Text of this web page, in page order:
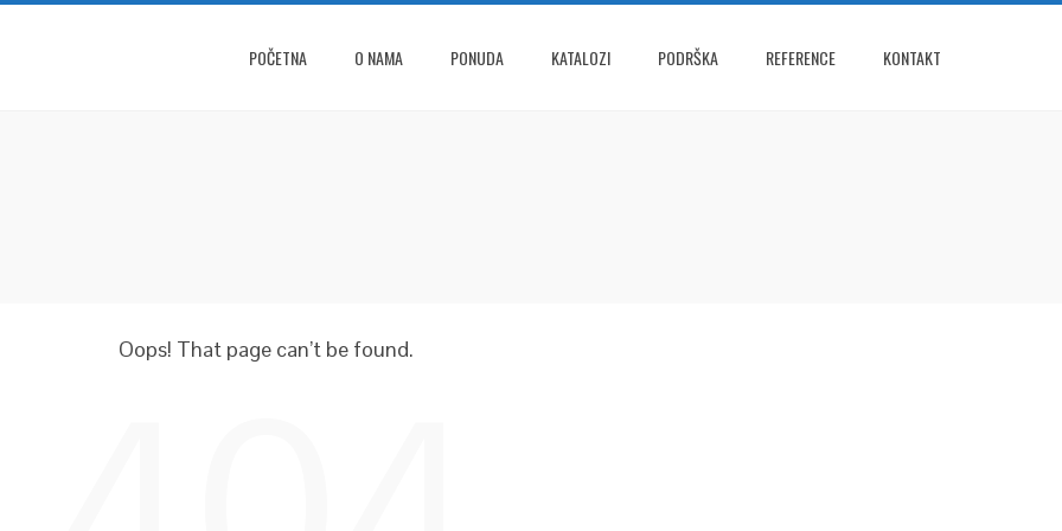
POČETNA O NAMA PONUDA KATALOZI PODRŠKA REFERENCE KONTAKT
Oops! That page can’t be found.